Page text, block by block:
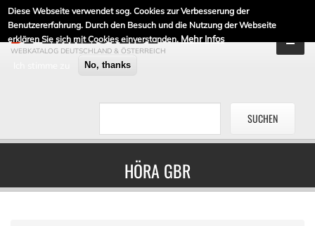
Diese Webseite verwendet sog. Cookies zur Verbesserung der
Benutzererfahrung. Durch den Besuch und die Nutzung der Webseite
erklären Sie sich mit Cookies einverstanden. Mehr Infos
No, thanks
DE-LINKLISTE.DE
WEBKATALOG DEUTSCHLAND & ÖSTERREICH
HÖRA GBR